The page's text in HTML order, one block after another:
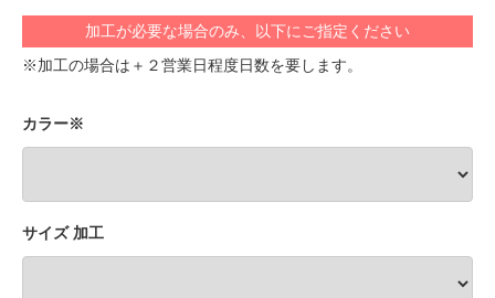
加工が必要な場合のみ、以下にご指定ください
※加工の場合は＋２営業日程度日数を要します。
カラー※
サイズ 加工